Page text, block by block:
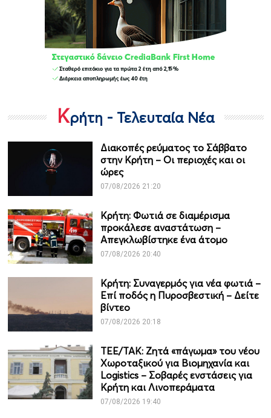
Κρήτη - Τελευταία Νέα
Διακοπές ρεύματος το Σάββατο
στην Κρήτη – Οι περιοχές και οι
ώρες
07/08/2026 21:20
Κρήτη: Φωτιά σε διαμέρισμα
προκάλεσε αναστάτωση –
Απεγκλωβίστηκε ένα άτομο
07/08/2026 20:40
Κρήτη: Συναγερμός για νέα φωτιά –
Επί ποδός η Πυροσβεστική – Δείτε
βίντεο
07/08/2026 20:18
ΤΕΕ/ΤΑΚ: Ζητά «πάγωμα» του νέου
Χωροταξικού για Βιομηχανία και
Logistics – Σοβαρές ενστάσεις για
Κρήτη και Λινοπεράματα
07/08/2026 19:40